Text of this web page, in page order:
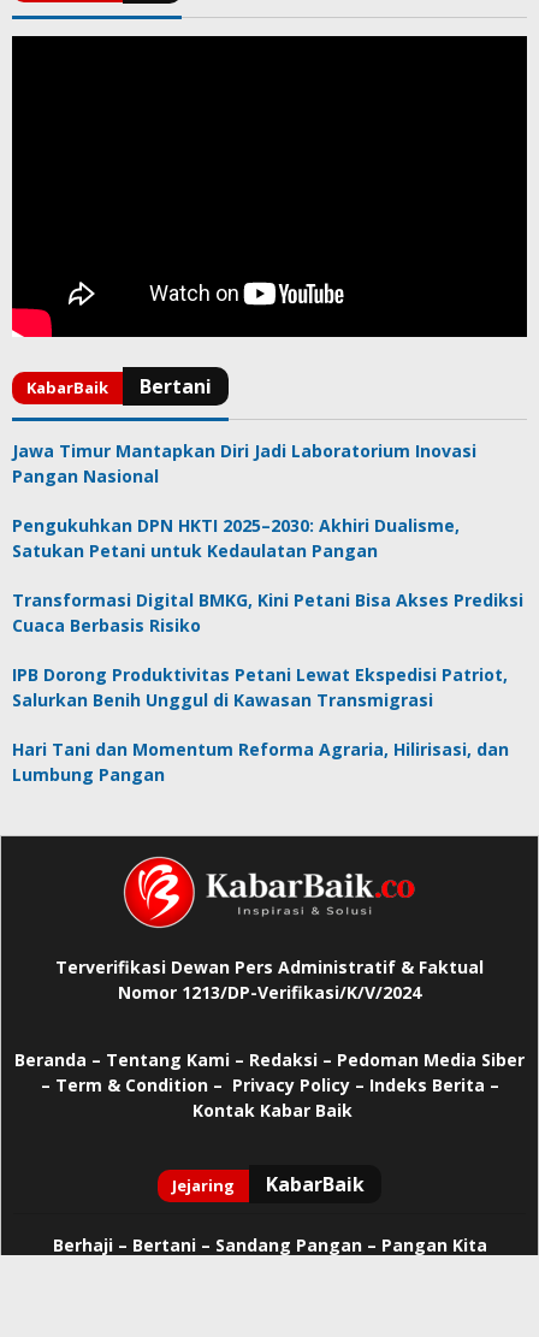
Jawa Timur Mantapkan Diri Jadi Laboratorium Inovasi
Pangan Nasional
Pengukuhkan DPN HKTI 2025–2030: Akhiri Dualisme,
Satukan Petani untuk Kedaulatan Pangan
Transformasi Digital BMKG, Kini Petani Bisa Akses Prediksi
Cuaca Berbasis Risiko
IPB Dorong Produktivitas Petani Lewat Ekspedisi Patriot,
Salurkan Benih Unggul di Kawasan Transmigrasi
Hari Tani dan Momentum Reforma Agraria, Hilirisasi, dan
Lumbung Pangan
Terverifikasi Dewan Pers Administratif & Faktual
Nomor 1213/DP-Verifikasi/K/V/2024
Beranda – Tentang Kami – Redaksi – Pedoman Media Siber
– Term & Condition – Privacy Policy– Indeks Berita –
Kontak Kabar Baik
Berhaji– Bertani – Sandang Pangan – Pangan Kita